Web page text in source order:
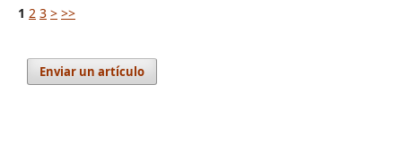
1 2 3 > >>
Enviar un artículo